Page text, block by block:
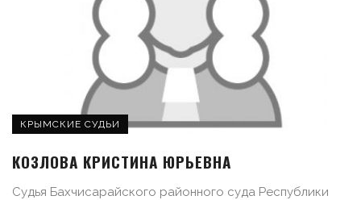
КРЫМСКИЕ СУДЬИ
КОЗЛОВА КРИСТИНА ЮРЬЕВНА
Судья Бахчисарайского районного суда Республики